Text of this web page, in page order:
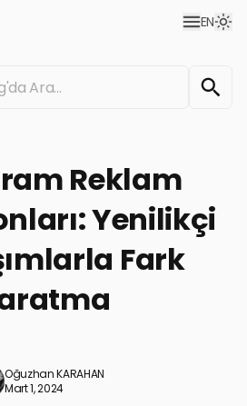
EN
Reklam
Yenilikçi
Fark
Oğuzhan KARAHAN
Mart 1, 2024